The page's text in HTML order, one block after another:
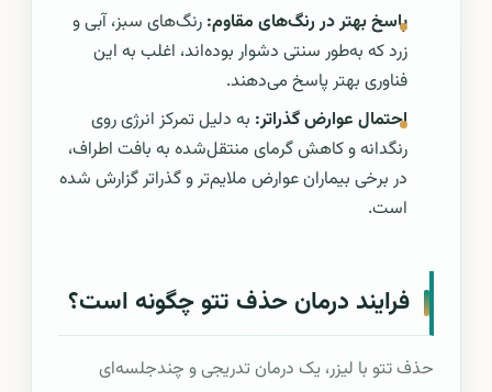
پاسخ بهتر در رنگ‌های مقاوم: رنگ‌های سبز، آبی و
زرد که به‌طور سنتی دشوار بوده‌اند، اغلب به این
فناوری بهتر پاسخ می‌دهند.
احتمال عوارض گذراتر: به دلیل تمرکز انرژی روی
رنگدانه و کاهش گرمای منتقل‌شده به بافت اطراف،
در برخی بیماران عوارض ملایم‌تر و گذراتر گزارش شده
است.
فرایند درمان حذف تتو چگونه است؟
حذف تتو با لیزر، یک درمان تدریجی و چندجلسه‌ای